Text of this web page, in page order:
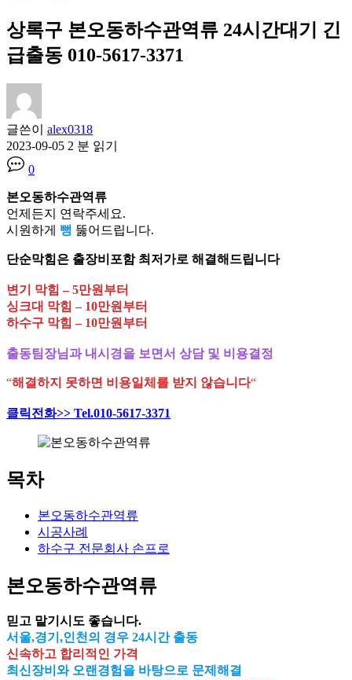
상록구 본오동하수관역류 24시간대기 긴
급출동 010-5617-3371
글쓴이 alex0318
2023-09-05 2 분 읽기
0
본오동하수관역류
언제든지 연락주세요.
시원하게 뻥 뚫어드립니다.
단순막힘은 출장비포함 최저가로 해결해드립니다
변기 막힘 – 5만원부터
싱크대 막힘 – 10만원부터
하수구 막힘 – 10만원부터
출동팀장님과 내시경을 보면서 상담 및 비용결정
“해결하지 못하면 비용일체를 받지 않습니다“
클릭전화>> Tel.010-5617-3371
목차
본오동하수관역류
시공사례
하수구 전문회사 손프로
본오동하수관역류
믿고 맡기시도 좋습니다.
서울,경기,인천의 경우 24시간 출동
신속하고 합리적인 가격
최신장비와 오랜경험을 바탕으로 문제해결